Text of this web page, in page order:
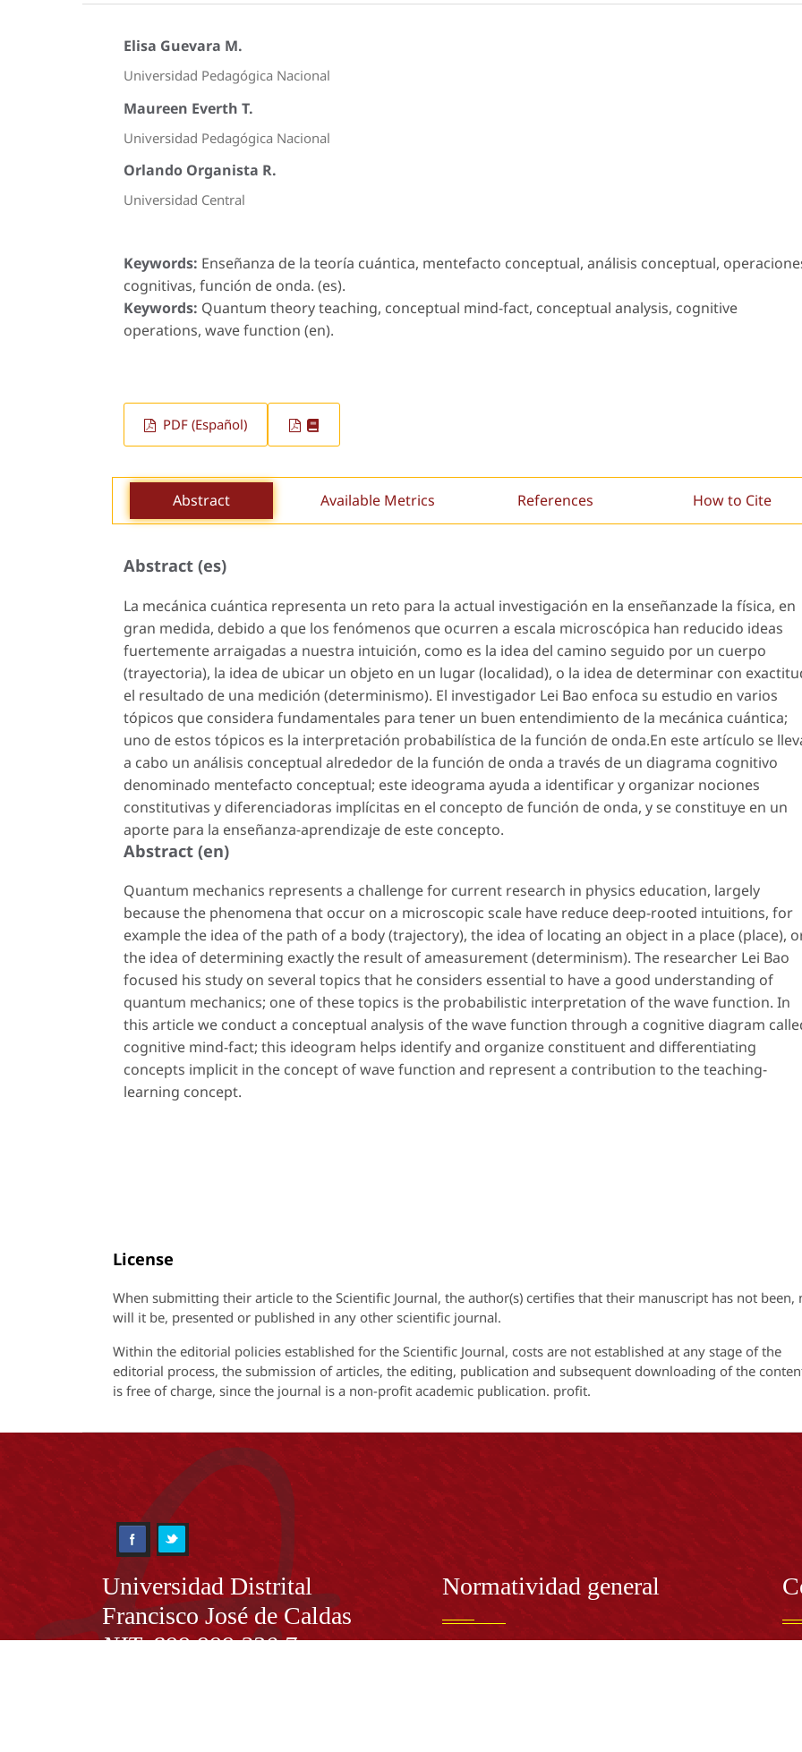
Elisa Guevara M.
Universidad Pedagógica Nacional
Maureen Everth T.
Universidad Pedagógica Nacional
Orlando Organista R.
Universidad Central
Keywords: Enseñanza de la teoría cuántica, mentefacto conceptual, análisis conceptual,
cognitivas, función de onda. (es).
Keywords: Quantum theory teaching, conceptual mind-fact, conceptual analysis, cognitive
operations, wave function (en).
PDF (Español)
Abstract Available Metrics References How to Cite
Abstract (es)
La mecánica cuántica representa un reto para la actual investigación en la enseñanzade la física, en
gran medida, debido a que los fenómenos que ocurren a escala microscópica han reducido ideas
fuertemente arraigadas a nuestra intuición, como es la idea del camino seguido por un cuerpo
(trayectoria), la idea de ubicar un objeto en un lugar (localidad), o la idea de determinar con
el resultado de una medición (determinismo). El investigador Lei Bao enfoca su estudio en varios
tópicos que considera fundamentales para tener un buen entendimiento de la mecánica cuántica;
uno de estos tópicos es la interpretación probabilística de la función de onda.En este artículo se
a cabo un análisis conceptual alrededor de la función de onda a través de un diagrama cognitivo
denominado mentefacto conceptual; este ideograma ayuda a identificar y organizar nociones
constitutivas y diferenciadoras implícitas en el concepto de función de onda, y se constituye en un
aporte para la enseñanza-aprendizaje de este concepto.
Abstract (en)
Quantum mechanics represents a challenge for current research in physics education, largely
because the phenomena that occur on a microscopic scale have reduce deep-rooted intuitions, for
example the idea of the path of a body (trajectory), the idea of locating an object in a place (place),
the idea of determining exactly the result of ameasurement (determinism). The researcher Lei Bao
focused his study on several topics that he considers essential to have a good understanding of
quantum mechanics; one of these topics is the probabilistic interpretation of the wave function. In
this article we conduct a conceptual analysis of the wave function through a cognitive diagram
cognitive mind-fact; this ideogram helps identify and organize constituent and differentiating
concepts implicit in the concept of wave function and represent a contribution to the teaching-
learning concept.
License
When submitting their article to the Scientific Journal, the author(s) certifies that their manuscript has not been,
will it be, presented or published in any other scientific journal.
Within the editorial policies established for the Scientific Journal, costs are not established at any stage of the
editorial process, the submission of articles, the editing, publication and subsequent downloading of the
is free of charge, since the journal is a non-profit academic publication. profit.
Información
Universidad Distrital
Francisco José de Caldas
NIT. 899.999.230.7
Normatividad general